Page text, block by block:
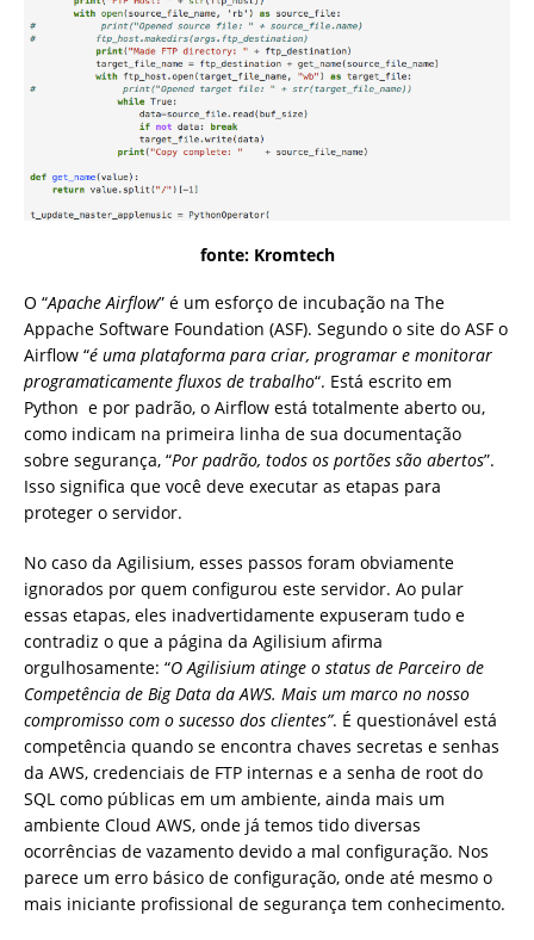
fonte: Kromtech
O “Apache Airflow” é um esforço de incubação na The
Appache Software Foundation (ASF). Segundo o site do ASF o
Airflow “é uma plataforma para criar, programar e monitorar
programaticamente fluxos de trabalho“. Está escrito em
Python e por padrão, o Airflow está totalmente aberto ou,
como indicam na primeira linha de sua documentação
sobre segurança, “Por padrão, todos os portões são abertos”.
Isso significa que você deve executar as etapas para
proteger o servidor.
No caso da Agilisium, esses passos foram obviamente
ignorados por quem configurou este servidor. Ao pular
essas etapas, eles inadvertidamente expuseram tudo e
contradiz o que a página da Agilisium afirma
orgulhosamente: “O Agilisium atinge o status de Parceiro de
Competência de Big Data da AWS. Mais um marco no nosso
compromisso com o sucesso dos clientes”. É questionável está
competência quando se encontra chaves secretas e senhas
da AWS, credenciais de FTP internas e a senha de root do
SQL como públicas em um ambiente, ainda mais um
ambiente Cloud AWS, onde já temos tido diversas
ocorrências de vazamento devido a mal configuração. Nos
parece um erro básico de configuração, onde até mesmo o
mais iniciante profissional de segurança tem conhecimento.